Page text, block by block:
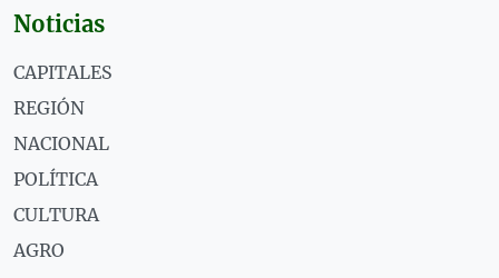
Noticias
CAPITALES
REGIÓN
NACIONAL
POLÍTICA
CULTURA
AGRO